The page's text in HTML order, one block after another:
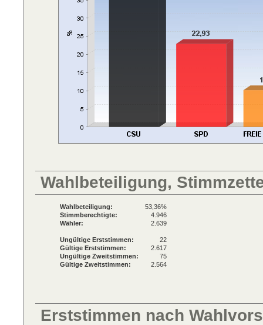
Wahlbeteiligung,
Wahlbeteiligung:
53,36%
Stimmberechtigte:
4.946
Wähler:
2.639
Ungültige Erststimmen:
22
Gültige Erststimmen:
2.617
Ungültige Zweitstimmen:
75
Gültige Zweitstimmen:
2.564
Erststimmen nach